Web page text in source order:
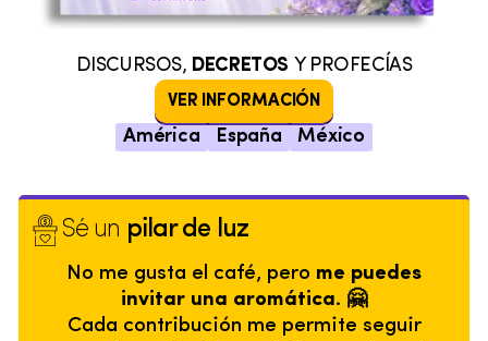
DISCURSOS, DECRETOS Y PROFECÍAS
VER INFORMACIÓN
América España México
Sé un pilar de luz
No me gusta el café, pero me puedes
invitar una aromática. 🤗
Cada contribución me permite seguir